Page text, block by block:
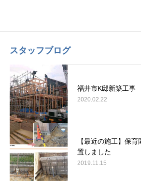
スタッフブログ
福井市K邸新築工事
2020.02.22
【最近の施工】保
置しました
2019.11.15